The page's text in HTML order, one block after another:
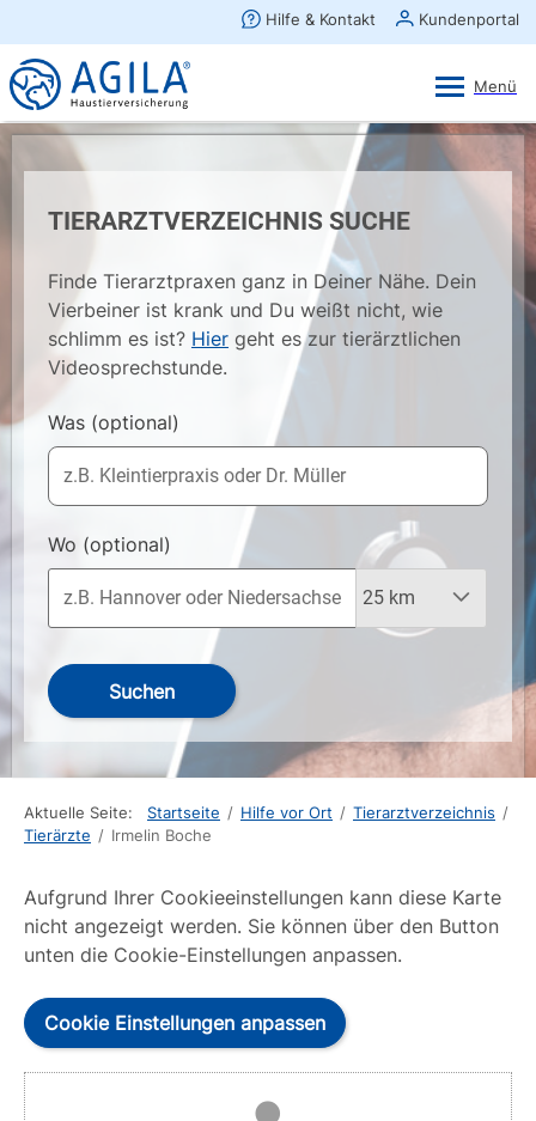
TIERARZTVERZEICHNIS SUCHE
Finde Tierarztpraxen ganz in Deiner Nähe. Dein
Vierbeiner ist krank und Du weißt nicht, wie
schlimm es ist? Hier geht es zur tierärztlichen
Videosprechstunde.
Was (optional)
Wo (optional)
Suchen
Aktuelle Seite: Startseite / Hilfe vor Ort / Tierarztverzeichnis /
Tierärzte / Irmelin Boche
Aufgrund Ihrer Cookieeinstellungen kann diese Karte
nicht angezeigt werden. Sie können über den Button
unten die Cookie-Einstellungen anpassen.
Cookie Einstellungen anpassen
×
AGILA Kunden-App
Gratis - Im Play Store laden
Ansehen